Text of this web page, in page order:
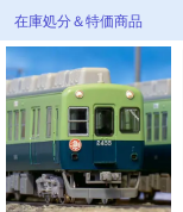
在庫処分＆特価商品